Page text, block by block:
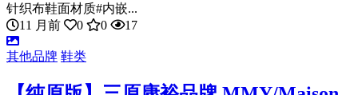
针织布鞋面材质#内嵌...
11 月前
0 0 17
其他品牌 鞋类